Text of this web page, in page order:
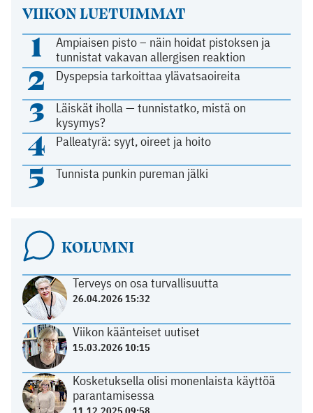
VIIKON LUETUIMMAT
1
Ampiaisen pisto – näin hoidat pistoksen ja
tunnistat vakavan allergisen reaktion
2 Dyspepsia tarkoittaa ylävatsaoireita
3
Läiskät iholla — tunnistatko, mistä on
kysymys?
4 Palleatyrä: syyt, oireet ja hoito
5 Tunnista punkin pureman jälki
KOLUMNI
Terveys on osa turvallisuutta
26.04.2026 15:32
Viikon käänteiset uutiset
15.03.2026 10:15
Kosketuksella olisi monenlaista käyttöä
parantamisessa